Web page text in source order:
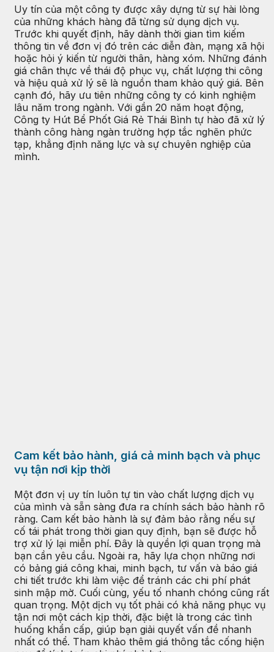
Uy tín của một công ty được xây dựng từ sự hài lòng
của những khách hàng đã từng sử dụng dịch vụ.
Trước khi quyết định, hãy dành thời gian tìm kiếm
thông tin về đơn vị đó trên các diễn đàn, mạng xã hội
hoặc hỏi ý kiến từ người thân, hàng xóm. Những đánh
giá chân thực về thái độ phục vụ, chất lượng thi công
và hiệu quả xử lý sẽ là nguồn tham khảo quý giá. Bên
cạnh đó, hãy ưu tiên những công ty có kinh nghiệm
lâu năm trong ngành. Với gần 20 năm hoạt động,
Công ty Hút Bể Phốt Giá Rẻ Thái Bình tự hào đã xử lý
thành công hàng ngàn trường hợp tắc nghẽn phức
tạp, khẳng định năng lực và sự chuyên nghiệp của
mình.
Cam kết bảo hành, giá cả minh bạch và phục
vụ tận nơi kịp thời
Một đơn vị uy tín luôn tự tin vào chất lượng dịch vụ
của mình và sẵn sàng đưa ra chính sách bảo hành rõ
ràng. Cam kết bảo hành là sự đảm bảo rằng nếu sự
cố tái phát trong thời gian quy định, bạn sẽ được hỗ
trợ xử lý lại miễn phí. Đây là quyền lợi quan trọng mà
bạn cần yêu cầu. Ngoài ra, hãy lựa chọn những nơi
có bảng giá công khai, minh bạch, tư vấn và báo giá
chi tiết trước khi làm việc để tránh các chi phí phát
sinh mập mờ. Cuối cùng, yếu tố nhanh chóng cũng rất
quan trọng. Một dịch vụ tốt phải có khả năng phục vụ
tận nơi một cách kịp thời, đặc biệt là trong các tình
huống khẩn cấp, giúp bạn giải quyết vấn đề nhanh
nhất có thể. Tham khảo thêm giá thông tắc cống hiện